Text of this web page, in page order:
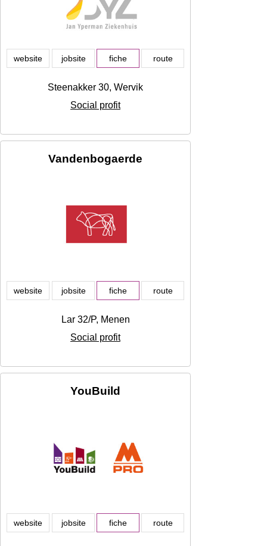
website jobsite fiche route
Steenakker 30, Wervik
Social profit
Vandenbogaerde
website jobsite fiche route
Lar 32/P, Menen
Social profit
YouBuild
website jobsite fiche route